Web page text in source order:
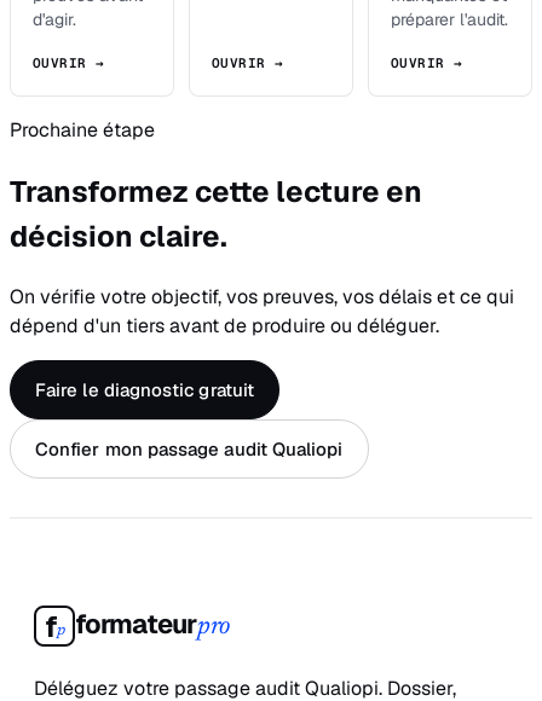
d'agir.
OUVRIR → OUVRIR →
préparer l'audit.
OUVRIR →
Prochaine étape
Transformez cette lecture en
décision claire.
On vérifie votre objectif, vos preuves, vos délais et ce qui
dépend d'un tiers avant de produire ou déléguer.
Faire le diagnostic gratuit
Confier mon passage audit Qualiopi
fp formateurpro
Déléguez votre passage audit Qualiopi. Dossier,